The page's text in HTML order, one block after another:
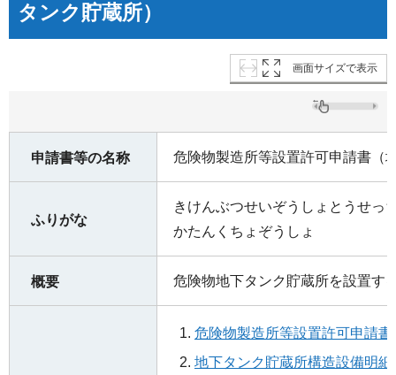
タンク貯蔵所）
画面サイズで表示
申請書等の名称 危険物製造所等設置許可申請書（
ふりがな
きけんぶつせいぞうしょとうせ
かたんくちょぞうしょ
概要 危険物地下タンク貯蔵所を設置す
危険物製造所等設置許可申請
地下タンク貯蔵所構造設備明